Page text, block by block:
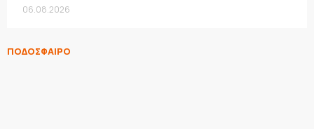
06.08.2026
ΠΟΔΟΣΦΑΙΡΟ